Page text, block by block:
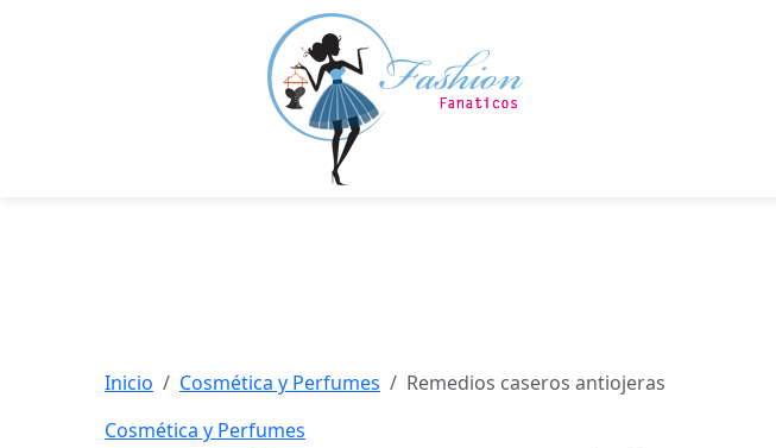
Inicio Cosmética y Perfumes
Remedios caseros antiojeras
Cosmética y Perfumes